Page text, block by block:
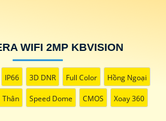
WIFI 2MP KBVISION
IP66 3D DNR Full Color Hồng Ngoại
Thân Speed Dome CMOS Xoay 360